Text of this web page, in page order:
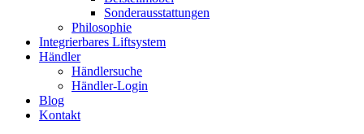
Sonderausstattungen
Philosophie
Integrierbares Liftsystem
Händler
Händlersuche
Händler-Login
Blog
Kontakt